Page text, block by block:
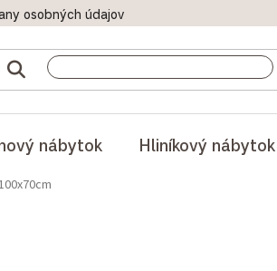
osobných údajov
nábytok Hliníkový nábytok